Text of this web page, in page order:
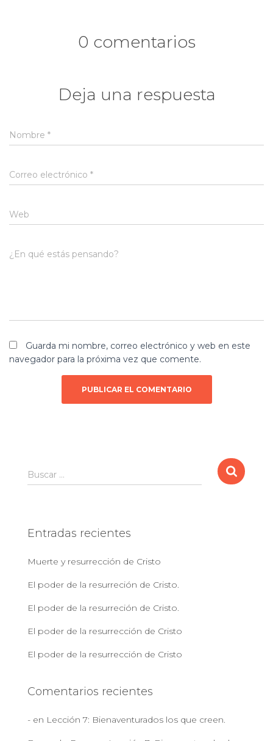
0 comentarios
Deja una respuesta
Nombre *
Correo electrónico *
Web
¿En qué estás pensando?
Guarda mi nombre, correo electrónico y web en este
navegador para la próxima vez que comente.
B
u
r
Buscar …
Entradas recientes
Muerte y resurrección de Cristo
El poder de la resurreción de Cristo.
El poder de la resurreción de Cristo.
El poder de la resurrección de Cristo
El poder de la resurrección de Cristo
Comentarios recientes
- en Lección 7: Bienaventurados los que creen.